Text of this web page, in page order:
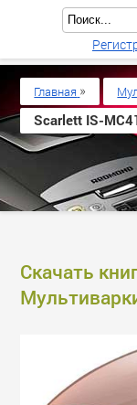
Скачать
Главная »
Scarlett IS-